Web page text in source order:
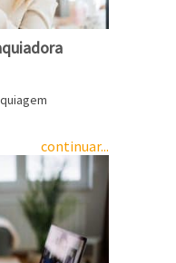
continuar...